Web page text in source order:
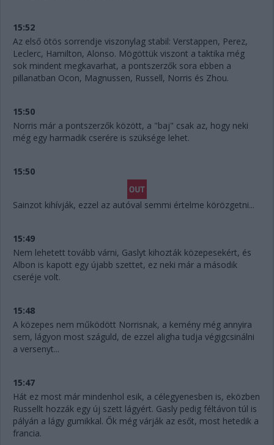
15:52
Az első ötös sorrendje viszonylag stabil: Verstappen, Perez,
Leclerc, Hamilton, Alonso. Mögöttük viszont a taktika még
sok mindent megkavarhat, a pontszerzők sora ebben a
pillanatban Ocon, Magnussen, Russell, Norris és Zhou.
15:50
Norris már a pontszerzők között, a "baj" csak az, hogy neki
még egy harmadik cserére is szüksége lehet.
15:50
Sainzot kihívják, ezzel az autóval semmi értelme körözgetni...
15:49
Nem lehetett tovább várni, Gaslyt kihozták közepesekért, és
Albon is kapott egy újabb szettet, ez neki már a második
cseréje volt.
15:48
A közepes nem működött Norrisnak, a kemény még annyira
sem, lágyon most száguld, de ezzel aligha tudja végigcsinálni
a versenyt...
15:47
Hát ez most már mindenhol esik, a célegyenesben is, eközben
Russellt hozzák egy új szett lágyért. Gasly pedig féltávon túl is
pályán a lágy gumikkal. Ők még várják az esőt, most hetedik a
francia.